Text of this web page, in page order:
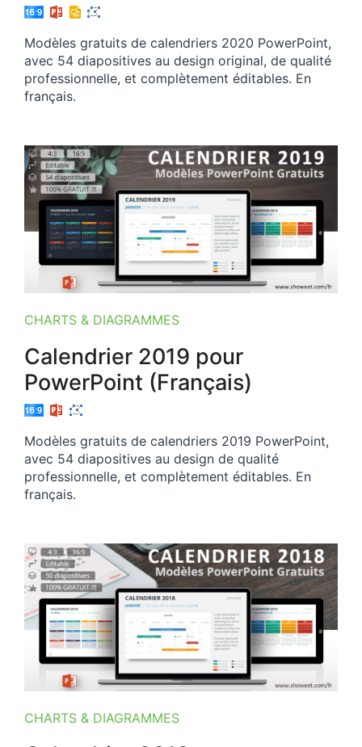
Modèles gratuits de calendriers 2020 PowerPoint,
avec 54 diapositives au design original, de qualité
professionnelle, et complètement éditables. En
français.
CHARTS & DIAGRAMMES
Calendrier 2019 pour
PowerPoint (Français)
Modèles gratuits de calendriers 2019 PowerPoint,
avec 54 diapositives au design de qualité
professionnelle, et complètement éditables. En
français.
CHARTS & DIAGRAMMES